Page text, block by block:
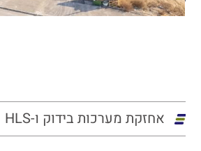
אחזקת מערכות בידוק ו-HLS